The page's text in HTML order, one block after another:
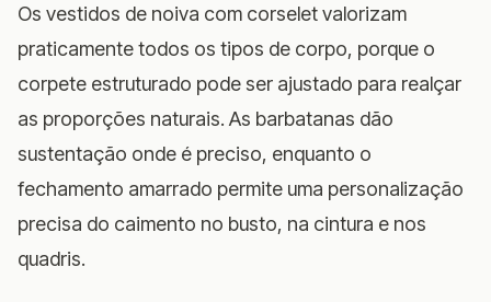
Os vestidos de noiva com corselet valorizam
praticamente todos os tipos de corpo, porque o
corpete estruturado pode ser ajustado para realçar
as proporções naturais. As barbatanas dão
sustentação onde é preciso, enquanto o
fechamento amarrado permite uma personalização
precisa do caimento no busto, na cintura e nos
quadris.